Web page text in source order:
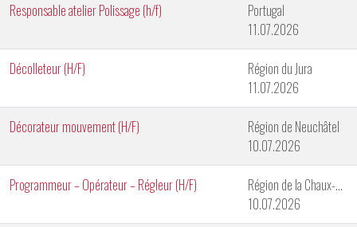
Responsable atelier Polissage (h/f)
Portugal
11.07.2026
Décolleteur (H/F)
Région du Jura
11.07.2026
Décorateur mouvement (H/F)
Région de Neuchâtel
10.07.2026
Programmeur – Opérateur – Régleur (H/F)
Région de la Chaux-de-Fonds
10.07.2026